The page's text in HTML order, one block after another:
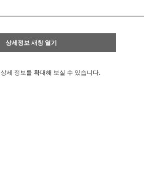
상세정보 새창 열기
상세 정보를 확대해 보실 수 있습니다.